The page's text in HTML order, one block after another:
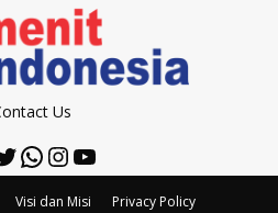
Us
WhatsApp
Instagram
YouTube
Visi dan Misi Privacy Policy